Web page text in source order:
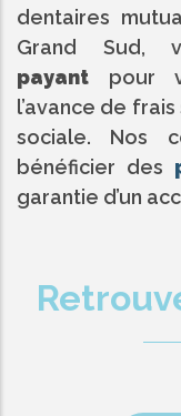
dentaires
Grand Sud,
payant pour
l’avance de
sociale. Nos
bénéficier des
garantie d’un